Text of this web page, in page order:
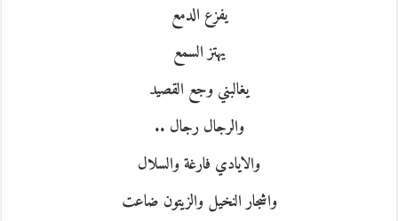
يفزع الدمع
يهتز السمع
يغالبني وجع القصيد
والرجال رجال ..
والايادي فارغة والسلال
واشجار النخيل والزيتون ضاعت